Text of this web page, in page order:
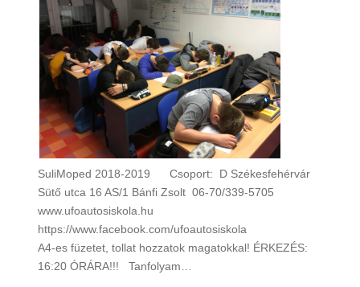
SuliMoped 2018-2019 Csoport: D Székesfehérvár
Sütő utca 16 AS/1 Bánfi Zsolt 06-70/339-5705
www.ufoautosiskola.hu
https://www.facebook.com/ufoautosiskola
A4-es füzetet, tollat hozzatok magatokkal! ÉRKEZÉS:
16:20 ÓRÁRA!!! Tanfolyam…